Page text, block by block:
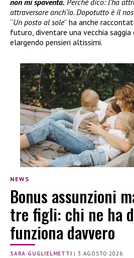
non mi spaventa. Perché dico: l’ha
attraversare anch’io. Dopotutto è il
“Un posto al sole” ha anche
futuro, diventare una vecchia saggia
elargendo pensieri altissimi.
NEWS
Bonus assunzioni
tre figli: chi ne ha
funziona davvero
SARA GUGLIELMETTI |3 AGOSTO 2026